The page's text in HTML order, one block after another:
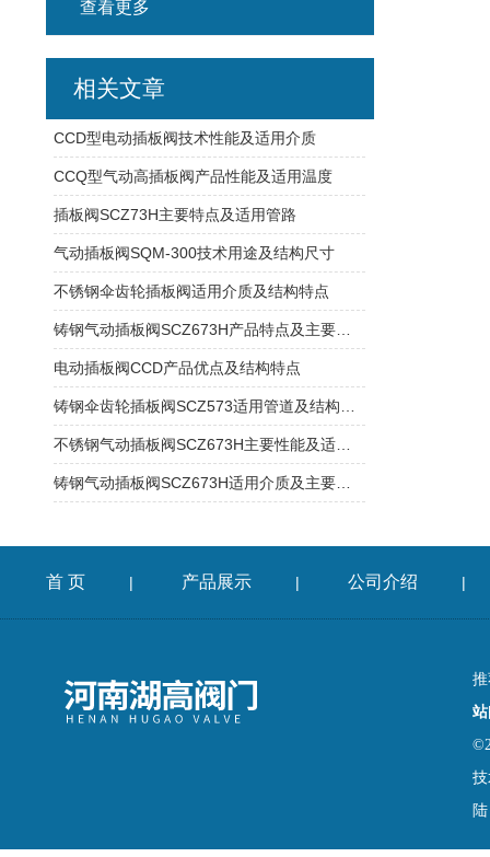
查看更多
相关文章
CCD型电动插板阀技术性能及适用介质
CCQ型气动高插板阀产品性能及适用温度
插板阀SCZ73H主要特点及适用管路
气动插板阀SQM-300技术用途及结构尺寸
不锈钢伞齿轮插板阀适用介质及结构特点
电动插板阀CCD产品优点及结构特点
首 页 | 产品展示 | 公司介绍 |
陆